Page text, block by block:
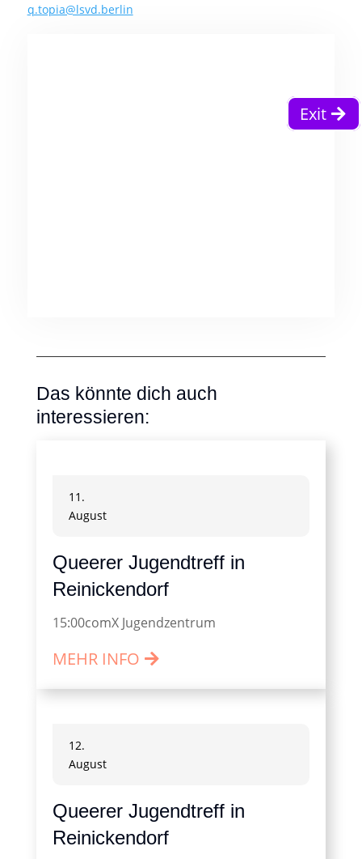
q.topia@lsvd.berlin
Das könnte dich auch
interessieren:
11.
August
Queerer Jugendtreff in
Reinickendorf
15:00comX Jugendzentrum
MEHR INFO
12.
August
Queerer Jugendtreff in
Reinickendorf
Exit